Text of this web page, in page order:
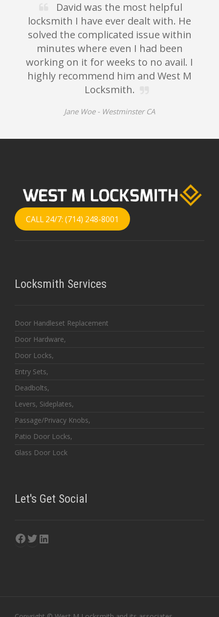
David was the most helpful
locksmith I have ever dealt with. He
solved the complicated issue within
minutes where even I had been
working on it for weeks to no avail. I
highly recommend him and West M
Locksmith.
Jane Woe - Westminster CA
CALL 24/7: (714) 248-8001
Locksmith Services
Door Handleset Replacement
Door Hardware,
Door Locks,
Entry Sets,
Deadbolts,
Levers, Sideplates,
Passage/Privacy Knobs,
Patio Door Locks,
Glass Door Lock
Let's Get Social
Facebook
Twitter
LinkedIn